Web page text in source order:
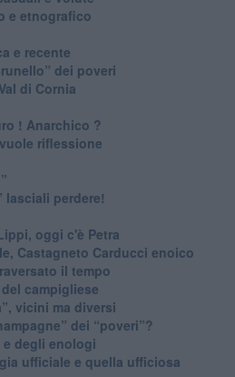
e etnografico
e recente
dei poveri
di Cornia
! Anarchico ?
riflessione
lasciali perdere!
oggi c'è Petra
Castagneto Carducci enoico
il tempo
campigliese
vicini ma diversi
dei “poveri”?
degli enologi
ufficiale e quella ufficiosa